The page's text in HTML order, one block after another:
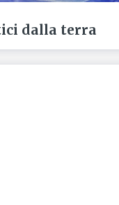
dalla terra